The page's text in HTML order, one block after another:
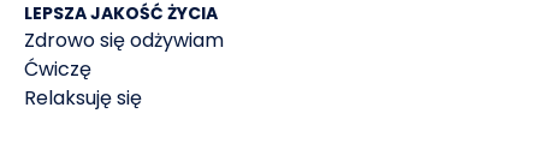
LEPSZA JAKOŚĆ ŻYCIA
Zdrowo się odżywiam
Ćwiczę
Relaksuję się